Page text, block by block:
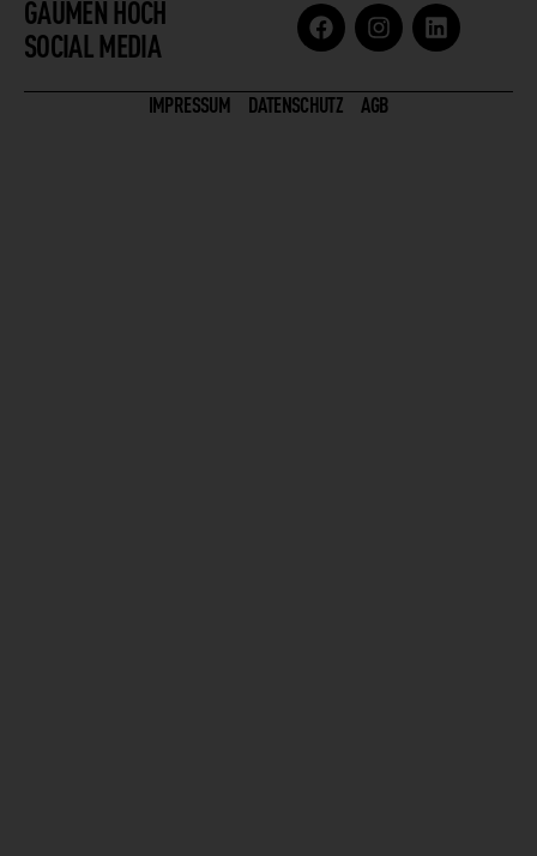
GAUMEN HOCH
SOCIAL MEDIA
IMPRESSUM DATENSCHUTZ AGB